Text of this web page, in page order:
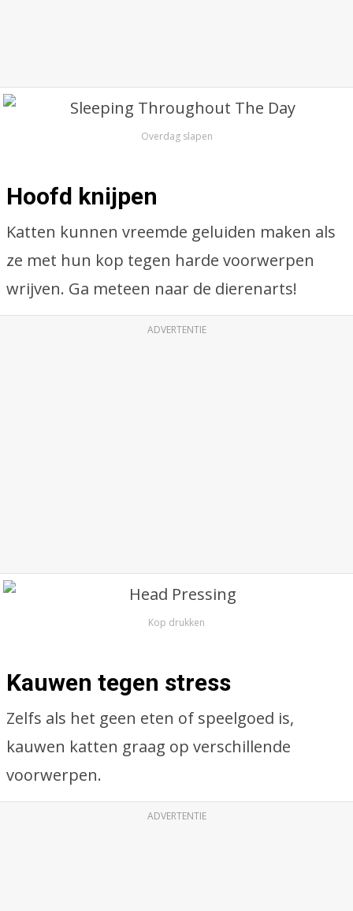
Overdag slapen
Hoofd knijpen
Katten kunnen vreemde geluiden maken als
ze met hun kop tegen harde voorwerpen
wrijven. Ga meteen naar de dierenarts!
ADVERTENTIE
Kop drukken
Kauwen tegen stress
Zelfs als het geen eten of speelgoed is,
kauwen katten graag op verschillende
voorwerpen.
ADVERTENTIE